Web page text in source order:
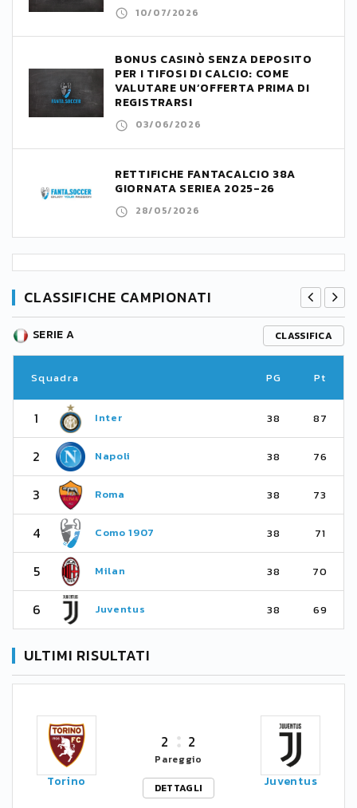
10/07/2026
BONUS CASINÒ SENZA DEPOSITO
PER I TIFOSI DI CALCIO: COME
VALUTARE UN’OFFERTA PRIMA DI
REGISTRARSI
03/06/2026
RETTIFICHE FANTACALCIO 38A
GIORNATA SERIEA 2025-26
28/05/2026
CLASSIFICHE CAMPIONATI
SERIE A CLASSIFICA
Squadra PG Pt
1 Inter 38 87
2 Napoli 38 76
3 Roma 38 73
4 Como 1907 38 71
5 Milan 38 70
6 Juventus 38 69
ULTIMI RISULTATI
Torino
2 2
Pareggio
DETTAGLI
Juventus